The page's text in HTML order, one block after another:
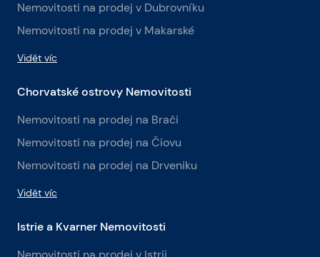
Nemovitosti na prodej v Dubrovníku
Nemovitosti na prodej v Makarské
Vidět víc
Chorvatské ostrovy Nemovitosti
Nemovitosti na prodej na Brači
Nemovitosti na prodej na Čiovu
Nemovitosti na prodej na Drveniku
Vidět víc
Istrie a Kvarner Nemovitosti